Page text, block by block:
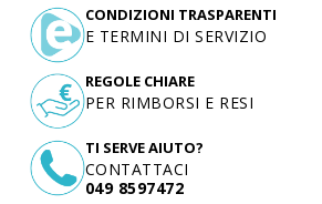
TI SERVE AIUTO?
CONTATTACI
049 8597472
CONDIZIONI TRASPARENTI
E TERMINI DI SERVIZIO
REGOLE CHIARE
PER RIMBORSI E RESI